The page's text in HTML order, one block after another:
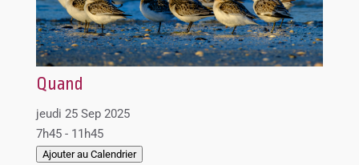
Quand
jeudi 25 Sep 2025
7h45 - 11h45
Ajouter au Calendrier